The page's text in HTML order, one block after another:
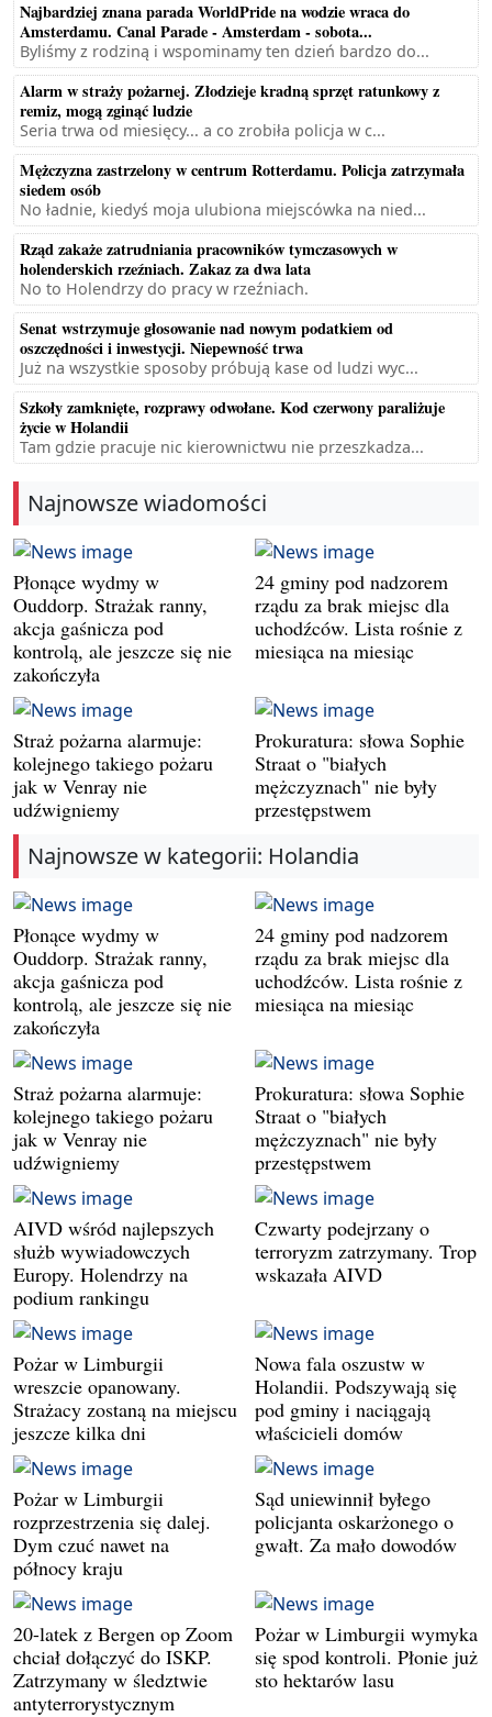
Najbardziej znana parada WorldPride na wodzie wraca do
Amsterdamu. Canal Parade - Amsterdam - sobota...
Byliśmy z rodziną i wspominamy ten dzień bardzo do...
Alarm w straży pożarnej. Złodzieje kradną sprzęt ratunkowy z
remiz, mogą zginąć ludzie
Seria trwa od miesięcy... a co zrobiła policja w c...
Mężczyzna zastrzelony w centrum Rotterdamu. Policja zatrzymała
siedem osób
No ładnie, kiedyś moja ulubiona miejscówka na nied...
Rząd zakaże zatrudniania pracowników tymczasowych w
holenderskich rzeźniach. Zakaz za dwa lata
No to Holendrzy do pracy w rzeźniach.
Senat wstrzymuje głosowanie nad nowym podatkiem od
oszczędności i inwestycji. Niepewność trwa
Już na wszystkie sposoby próbują kase od ludzi wyc...
Szkoły zamknięte, rozprawy odwołane. Kod czerwony paraliżuje
życie w Holandii
Tam gdzie pracuje nic kierownictwu nie przeszkadza...
Najnowsze wiadomości
Płonące wydmy w
Ouddorp. Strażak ranny,
akcja gaśnicza pod
kontrolą, ale jeszcze się nie
zakończyła
24 gminy pod nadzorem
rządu za brak miejsc dla
uchodźców. Lista rośnie z
miesiąca na miesiąc
Straż pożarna alarmuje:
kolejnego takiego pożaru
jak w Venray nie
udźwigniemy
Prokuratura: słowa Sophie
Straat o "białych
mężczyznach" nie były
przestępstwem
Najnowsze w kategorii: Holandia
Płonące wydmy w
Ouddorp. Strażak ranny,
akcja gaśnicza pod
kontrolą, ale jeszcze się nie
zakończyła
24 gminy pod nadzorem
rządu za brak miejsc dla
uchodźców. Lista rośnie z
miesiąca na miesiąc
Straż pożarna alarmuje:
kolejnego takiego pożaru
jak w Venray nie
udźwigniemy
Prokuratura: słowa Sophie
Straat o "białych
mężczyznach" nie były
przestępstwem
AIVD wśród najlepszych
służb wywiadowczych
Europy. Holendrzy na
podium rankingu
Czwarty podejrzany o
terroryzm zatrzymany. Trop
wskazała AIVD
Pożar w Limburgii
wreszcie opanowany.
Strażacy zostaną na miejscu
jeszcze kilka dni
Nowa fala oszustw w
Holandii. Podszywają się
pod gminy i naciągają
właścicieli domów
Pożar w Limburgii
rozprzestrzenia się dalej.
Dym czuć nawet na
północy kraju
Sąd uniewinnił byłego
policjanta oskarżonego o
gwałt. Za mało dowodów
20-latek z Bergen op Zoom
chciał dołączyć do ISKP.
Zatrzymany w śledztwie
antyterrorystycznym
Pożar w Limburgii wymyka
się spod kontroli. Płonie już
sto hektarów lasu